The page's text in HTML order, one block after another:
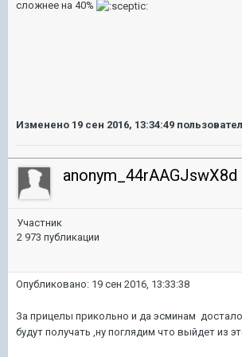
сложнее на 40%
Изменено 19 сен 2016, 13:34:49
anonym_44rAAGJswX8d
Участник
2 973 публикации
Опубликовано: 19 сен 2016, 13:33:38
За прицелы прикольно и да эсминам
будут получать ,ну поглядим что выйдет из